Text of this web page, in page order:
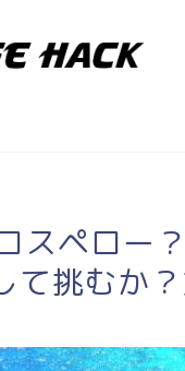
スペロー
て挑むか